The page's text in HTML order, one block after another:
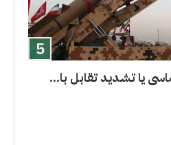
یا تشدید تقابل با...